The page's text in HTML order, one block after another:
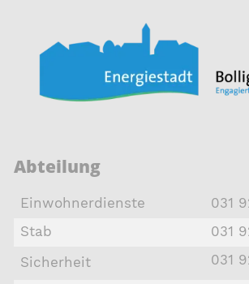
Abteilung
Einwohnerdienste
031
Stab
031
Sicherheit
031